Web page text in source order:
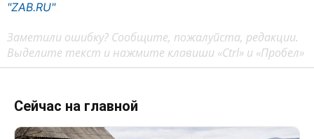
"ZAB.RU"
Заметили ошибку? Сообщите, пожалуйста, редакции.
Выделите текст и нажмите клавиши «Ctrl» и «Пробел»
Сейчас на главной